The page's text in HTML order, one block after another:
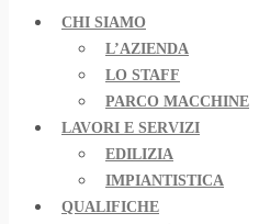
CHI SIAMO
L’AZIENDA
LO STAFF
PARCO MACCHINE
LAVORI E SERVIZI
EDILIZIA
IMPIANTISTICA
QUALIFICHE